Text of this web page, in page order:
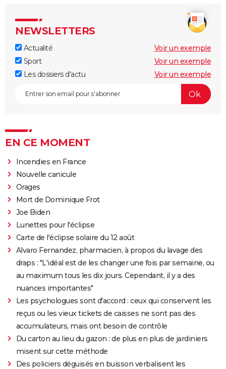
NEWSLETTERS
Actualité
Voir un exemple
Sport
Voir un exemple
Les dossiers d'actu
Voir un exemple
EN CE MOMENT
Incendies en France
Nouvelle canicule
Orages
Mort de Dominique Frot
Joe Biden
Lunettes pour l'éclipse
Carte de l'éclipse solaire du 12 août
Alvaro Fernandez, pharmacien, à propos du lavage des
draps : "L'idéal est de les changer une fois par semaine, ou
au maximum tous les dix jours. Cependant, il y a des
nuances importantes"
Les psychologues sont d'accord : ceux qui conservent les
reçus ou les vieux tickets de caisses ne sont pas des
accumulateurs, mais ont besoin de contrôle
Du carton au lieu du gazon : de plus en plus de jardiniers
misent sur cette méthode
Des policiers déguisés en buisson verbalisent les